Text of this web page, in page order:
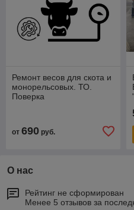
Ремонт весов для скота и
монорельсовых. ТО.
Поверка
от 690 руб.
О нас
Рейтинг не сформирован
Менее 5 отзывов за